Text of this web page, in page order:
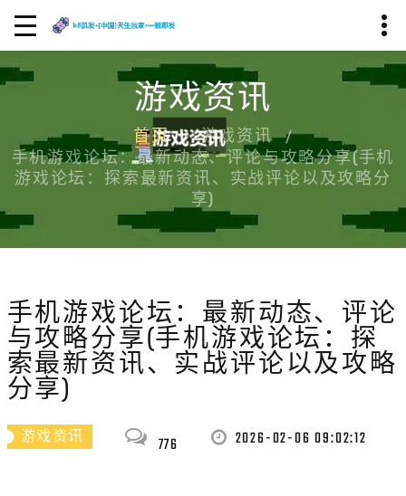
游戏资讯
首页
游戏资讯
手机游戏论坛：最新动态、评论与攻略分享(手机
游戏论坛：探索最新资讯、实战评论以及攻略分
享)
手机游戏论坛：最新动态、评论
与攻略分享(手机游戏论坛：探
索最新资讯、实战评论以及攻略
分享)
游戏资讯 776 2026-02-06 09:02:12